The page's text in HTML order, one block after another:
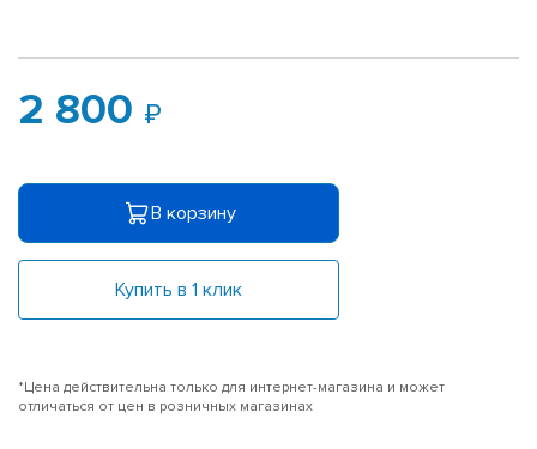
2 800
В корзину
Купить в 1 клик
*Цена действительна только для интернет-магазина и может
отличаться от цен в розничных магазинах